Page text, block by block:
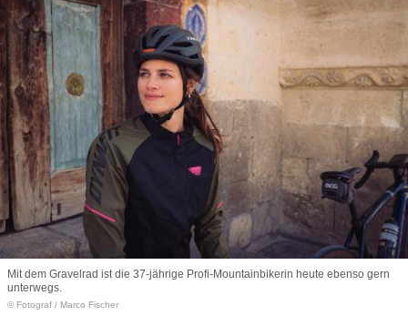
Mit dem Gravelrad ist die 37-jährige Profi-Mountainbikerin heute ebenso gern
unterwegs.
© Fotograf / Marco Fischer